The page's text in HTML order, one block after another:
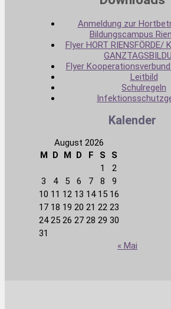
Anmeldung zur
Bildungscampus
Flyer HORT RIENSFÖRDE/
Flyer
Leitbild
Schulregeln
Kalender
August 2026
M D M D F S
S
1
2
3
4 5 6 7 8
9
10 11 12 13 14 15 16
17 18 19 20 21 22 23
24 25 26 27 28 29 30
31
« Mai